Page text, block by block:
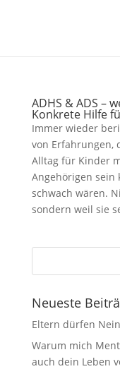
ADHS & ADS –
Konkrete Hilfe
Immer wieder
von Erfahrungen,
Alltag für Kinder
Angehörigen sein
schwach wären.
sondern weil sie
Neueste
Eltern dürfen
Warum mich
auch dein Leben